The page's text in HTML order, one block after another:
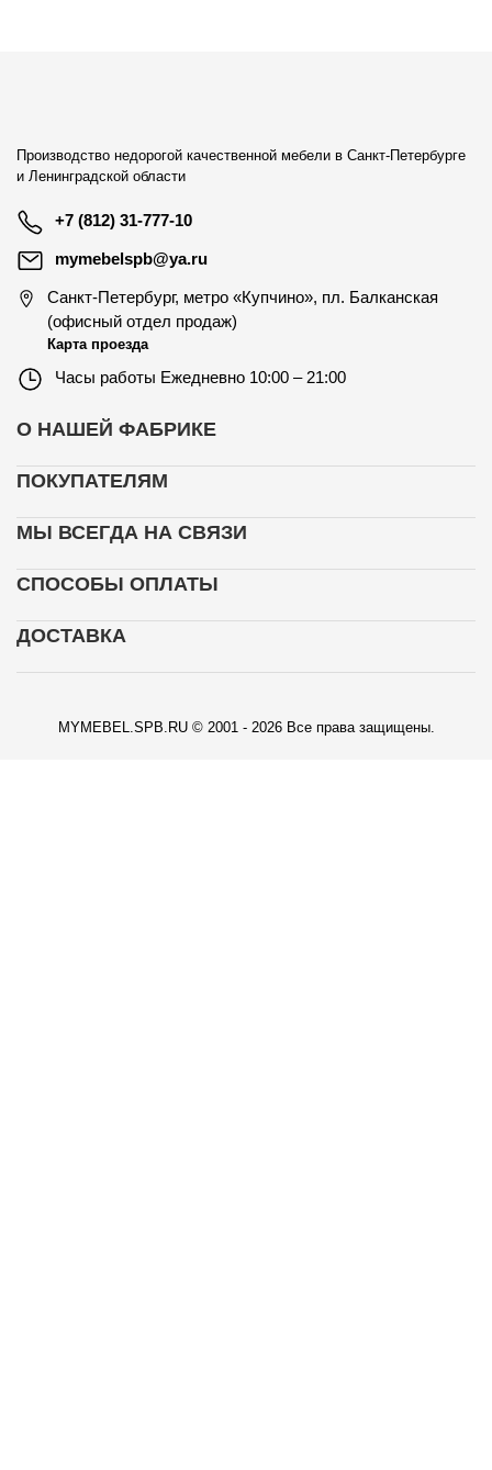
Производство недорогой качественной мебели в Санкт-Петербурге
и Ленинградской области
+7 (812) 31-777-10
mymebelspb@ya.ru
Санкт-Петербург, метро «Купчино», пл. Балканская
(офисный отдел продаж)
Карта проезда
Часы работы Ежедневно 10:00 – 21:00
О НАШЕЙ ФАБРИКЕ
ПОКУПАТЕЛЯМ
МЫ ВСЕГДА НА СВЯЗИ
СПОСОБЫ ОПЛАТЫ
ДОСТАВКА
MYMEBEL.SPB.RU © 2001 - 2026 Все права защищены.